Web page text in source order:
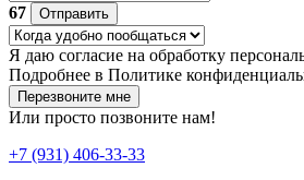
67
Отправить
Я даю согласие на обработку
Подробнее в Политике
Перезвоните мне
Или просто позвоните нам!
+7 (931) 406-33-33